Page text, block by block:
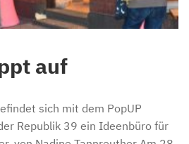
auf
sich mit dem PopUP
Republik 39 ein Ideenbüro für